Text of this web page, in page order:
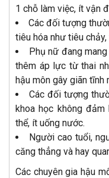
1 chỗ làm việc, ít vận
Các đối tượng
tiêu hóa như tiêu
Phụ nữ đang
thêm áp lực từ thai
hậu môn gây giãn tĩnh
Các đối tượng
khoa học không
thể, ít uống nước.
Người cao tuổi,
căng thẳng và hay
Các chuyên gia hậu